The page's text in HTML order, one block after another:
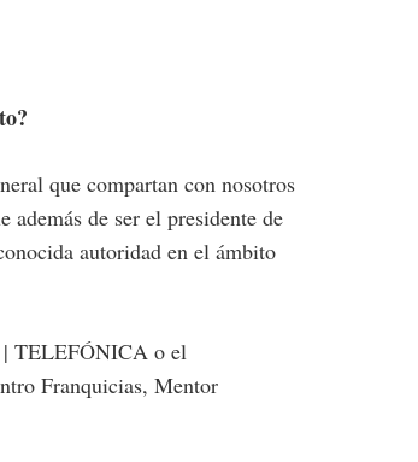
que compartan con nosotros
de ser el presidente de
autoridad en el ámbito
TELEFÓNICA o el
Franquicias, Mentor